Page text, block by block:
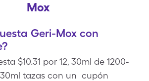
Mox
Geri-Mox con
$10.31 por 12, 30ml de 1200-
tazas con un cupón